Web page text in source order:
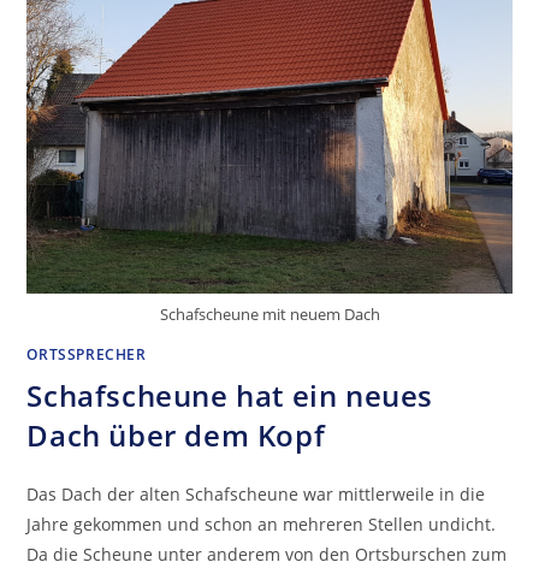
Schafscheune mit neuem Dach
ORTSSPRECHER
Schafscheune hat ein neues
Dach über dem Kopf
Das Dach der alten Schafscheune war mittlerweile in die
Jahre gekommen und schon an mehreren Stellen undicht.
Da die Scheune unter anderem von den Ortsburschen zum